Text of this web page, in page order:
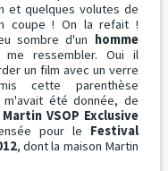
et quelques volutes de
coupe ! On la refait !
sombre d'un homme
ressembler. Oui il
un film avec un verre
cette parenthèse
été donnée, de
VSOP Exclusive
pour le Festival
, dont la maison Martin